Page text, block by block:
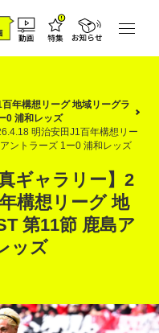
年構想リーグ 地域リーグラ
0 浦和レッズ
明治安田J1百年構想リー
ントラーズ 1ー0 浦和レッズ
ギャラリー】2
構想リーグ 地
第11節 鹿島ア
ッズ